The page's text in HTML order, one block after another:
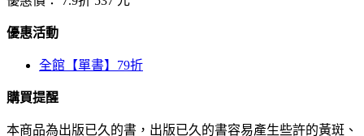
優惠活動
全館【單書】79折
購買提醒
本商品為出版已久的書，出版已久的書容易產生些許的黃斑、